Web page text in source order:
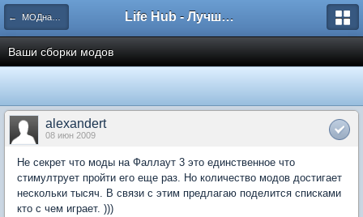
← МОДная тема Life Hub - Лучшие компьютерные игры мира
Ваши сборки модов
alexandert
08 июн 2009
Не секрет что моды на Фаллаут 3 это единственное что
стимултрует пройти его еще раз. Но количество модов достигает
нескольки тысяч. В связи с этим предлагаю поделится списками
кто с чем играет. )))